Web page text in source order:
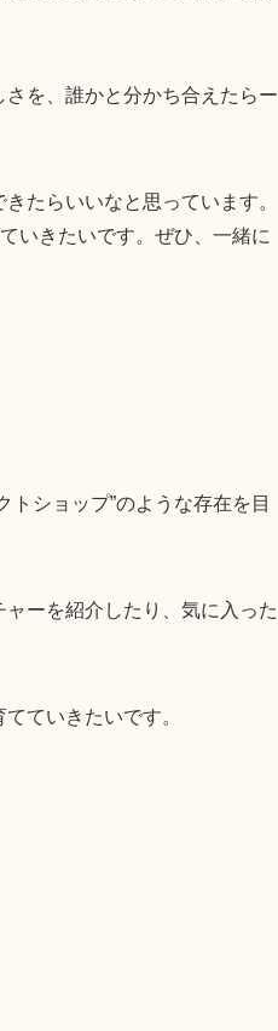
を、誰かと分かち合えたらー
たらいいなと思っています。
いきたいです。ぜひ、一緒に
ショップ”のような存在を目
ーを紹介したり、気に入った
ていきたいです。